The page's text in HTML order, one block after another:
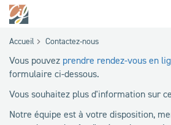
de
Accueil Contactez-nous
Vous pouvez prendre rendez-vous en
formulaire ci-dessous.
Vous souhaitez plus d'information sur
Notre équipe est à votre disposition,